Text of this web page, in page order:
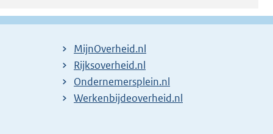
MijnOverheid.nl
E
x
t
Rijksoverheid.nl
E
x
Ondernemersplein.nl
E
Werkenbijdeoverheid.nl